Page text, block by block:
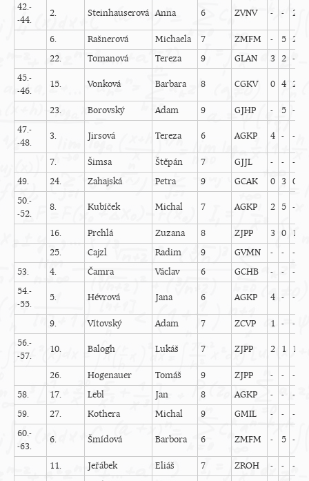
42.-
-44.
2. Steinhauserová Anna 6 ZVNV - - 2
6. Rašnerová Michaela 7 ZMFM - 5 2
22.
Tomanová Tereza 9 GLAN 3 2 -
45.-
-46.
15. Vonková Barbara 8 CGKV 0 4 2
23. Borovský Adam 9 GJHP - 5 -
47.-
-48.
3. Jirsová Tereza 6 AGKP 4 - -
7. Šimsa Štěpán 7 GJJL - - -
49.
24. Zahajská Petra 9 GCAK 0 3 0
50.-
-52.
8. Kubíček Michal 7 AGKP 2 5 -
16. Prchlá Zuzana 8 ZJPP 3 0 1
25.
Cajzl Radim 9 GVMN - - -
53.
4. Čamra Václav 6 GCHB - - -
54.-
-55.
5. Hévrová Jana 6 AGKP 4 - -
9. Vítovský Adam 7 ZCVP 1 - -
56.-
-57.
10. Balogh Lukáš 7 ZJPP 2 1 1
26. Hogenauer Tomáš 9 ZJPP - - -
58.
17. Lebl Jan 8 AGKP - - -
59.
27. Kothera Michal 9 GMIL - - -
60.-
-63.
6. Šmídová Barbora 6 ZMFM - 5 -
11. Jeřábek Eliáš 7 ZROH - - -